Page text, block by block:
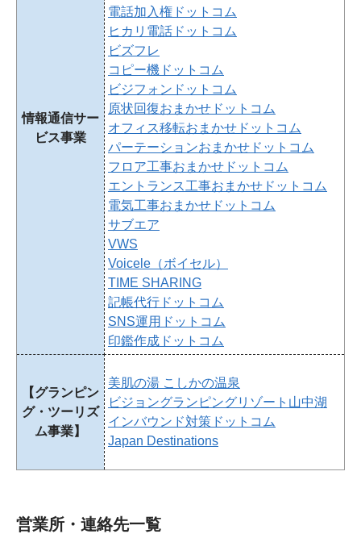
情報通信サー
ビス事業
電話加入権ドットコム
ヒカリ電話ドットコム
ビズフレ
コピー機ドットコム
ビジフォンドットコム
原状回復おまかせドットコム
オフィス移転おまかせドットコム
パーテーションおまかせドットコム
フロア工事おまかせドットコム
エントランス工事おまかせドットコム
電気工事おまかせドットコム
サブエア
VWS
Voicele（ボイセル）
TIME SHARING
記帳代行ドットコム
SNS運用ドットコム
印鑑作成ドットコム
【グランピン
グ・ツーリズ
ム事業】
美肌の湯 こしかの温泉
ビジョングランピングリゾート山中湖
インバウンド対策ドットコム
Japan Destinations
営業所・連絡先一覧